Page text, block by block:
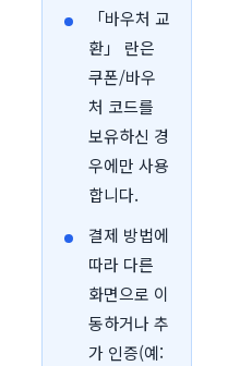
「바우처 교
환」 란은
쿠폰/바우
처 코드를
보유하신 경
우에만 사용
합니다.
결제 방법에
따라 다른
화면으로 이
동하거나 추
가 인증(예: